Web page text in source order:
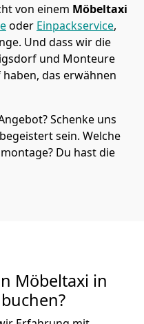
von einem Möbeltaxi
oder Einpackservice,
Und dass wir die
und Monteure
das erwähnen
Schenke uns
sein. Welche
Du hast die
Möbeltaxi in